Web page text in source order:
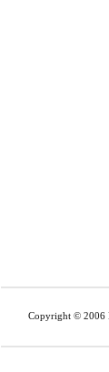
Copyright © 2006